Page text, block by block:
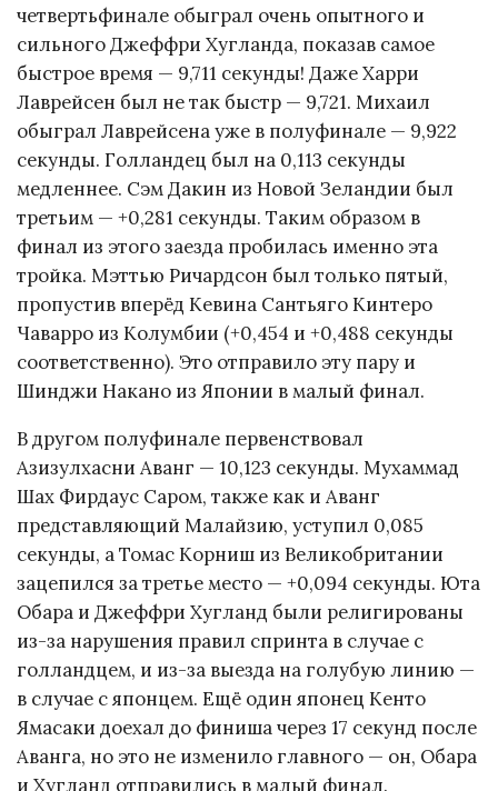
четвертьфинале обыграл очень опытного и
сильного Джеффри Хугланда, показав самое
быстрое время — 9,711 секунды! Даже Харри
Лаврейсен был не так быстр — 9,721. Михаил
обыграл Лаврейсена уже в полуфинале — 9,922
секунды. Голландец был на 0,113 секунды
медленнее. Сэм Дакин из Новой Зеландии был
третьим — +0,281 секунды. Таким образом в
финал из этого заезда пробилась именно эта
тройка. Мэттью Ричардсон был только пятый,
пропустив вперёд Кевина Сантьяго Кинтеро
Чаварро из Колумбии (+0,454 и +0,488 секунды
соответственно). Это отправило эту пару и
Шинджи Накано из Японии в малый финал.
В другом полуфинале первенствовал
Азизулхасни Аванг — 10,123 секунды. Мухаммад
Шах Фирдаус Саром, также как и Аванг
представляющий Малайзию, уступил 0,085
секунды, а Томас Корниш из Великобритании
зацепился за третье место — +0,094 секунды. Юта
Обара и Джеффри Хугланд были религированы
из-за нарушения правил спринта в случае с
голландцем, и из-за выезда на голубую линию —
в случае с японцем. Ещё один японец Кенто
Ямасаки доехал до финиша через 17 секунд после
Аванга, но это не изменило главного — он, Обара
и Хугланд отправились в малый финал.